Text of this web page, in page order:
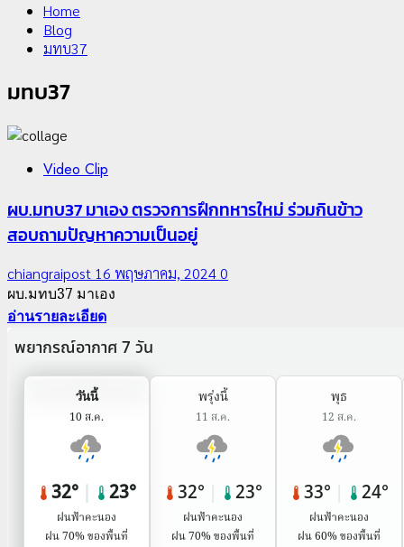
Home
Blog
มทบ37
มทบ37
Video Clip
ผบ.มทบ37 มาเอง ตรวจการฝึกทหารใหม่ ร่วมกินข้าว
สอบถามปัญหาความเป็นอยู่
chiangraipost 16 พฤษภาคม, 20240
ผบ.มทบ37 มาเอง
อ่านรายละเอียด